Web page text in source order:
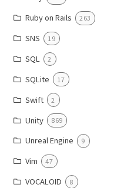
Ruby on Rails 263
SNS 19
SQL 2
SQLite 17
Swift 2
Unity 869
Unreal Engine 9
Vim 47
VOCALOID 8